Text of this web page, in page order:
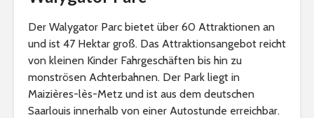
Der Walygator Parc bietet über 60 Attraktionen an
und ist 47 Hektar groß. Das Attraktionsangebot reicht
von kleinen Kinder Fahrgeschäften bis hin zu
monströsen Achterbahnen. Der Park liegt in
Maizières-lès-Metz und ist aus dem deutschen
Saarlouis innerhalb von einer Autostunde erreichbar.